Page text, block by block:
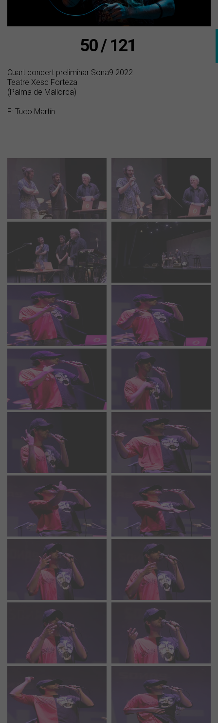
50 / 121
Cuart concert preliminar Sona9 2022
Teatre Xesc Forteza
(Palma de Mallorca)
F: Tuco Martín